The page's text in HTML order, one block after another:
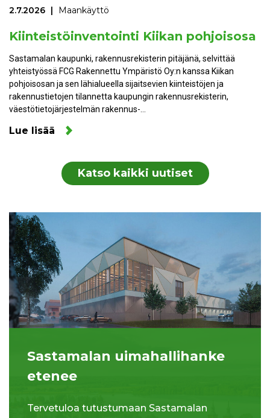
2.7.2026 Maankäyttö
Kiinteistöinventointi Kiikan pohjoisosa
Sastamalan kaupunki, rakennusrekisterin pitäjänä, selvittää
yhteistyössä FCG Rakennettu Ympäristö Oy:n kanssa Kiikan
pohjoisosan ja sen lähialueella sijaitsevien kiinteistöjen ja
rakennustietojen tilannetta kaupungin rakennusrekisterin,
väestötietojärjestelmän rakennus-…
Lue lisää
Katso kaikki uutiset
Sastamalan uimahallihanke
etenee
Tervetuloa tutustumaan Sastamalan